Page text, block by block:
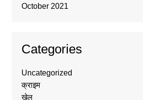
October 2021
Categories
Uncategorized
क्राइम
खेल